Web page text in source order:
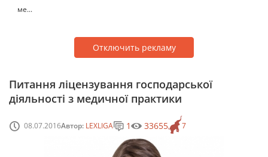
ме...
Отключить рекламу
Питання ліцензування господарської
діяльності з медичної практики
08.07.2016Автор: LEXLIGA 7
1 33655